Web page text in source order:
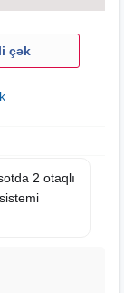
çək
2 otaqlı